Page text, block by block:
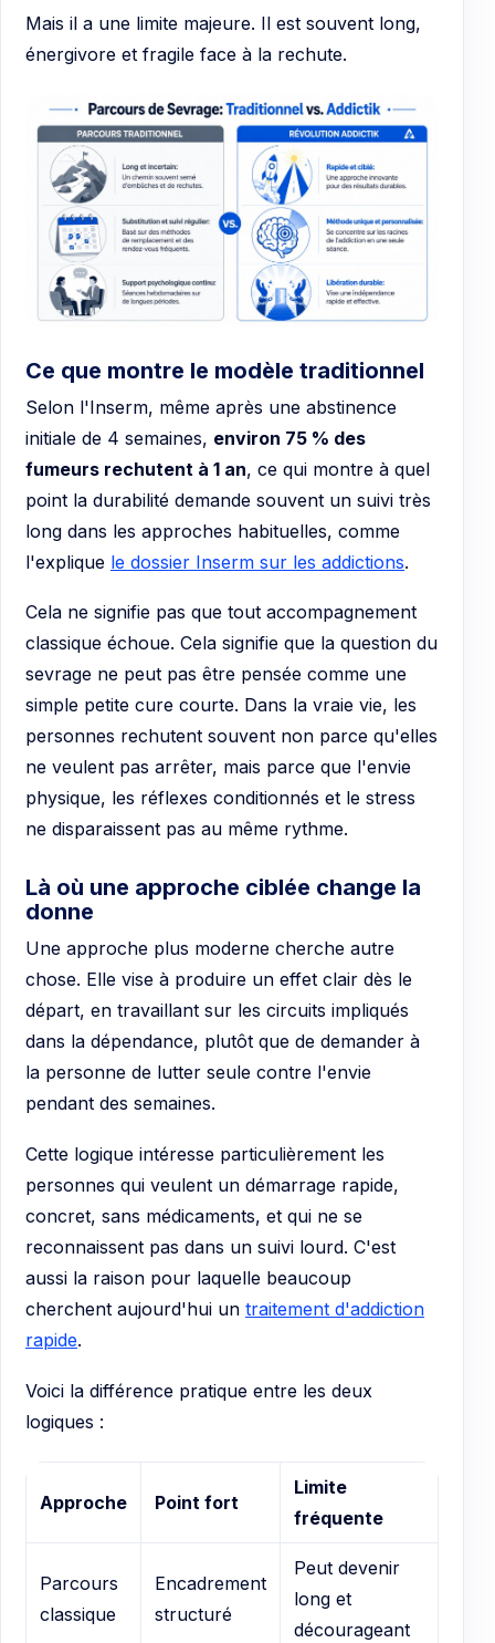
Mais il a une limite majeure. Il est souvent long,
énergivore et fragile face à la rechute.
Ce que montre le modèle traditionnel
Selon l'Inserm, même après une abstinence
initiale de 4 semaines, environ 75 % des
fumeurs rechutent à 1 an, ce qui montre à quel
point la durabilité demande souvent un suivi très
long dans les approches habituelles, comme
l'explique le dossier Inserm sur les addictions.
Cela ne signifie pas que tout accompagnement
classique échoue. Cela signifie que la question du
sevrage ne peut pas être pensée comme une
simple petite cure courte. Dans la vraie vie, les
personnes rechutent souvent non parce qu'elles
ne veulent pas arrêter, mais parce que l'envie
physique, les réflexes conditionnés et le stress
ne disparaissent pas au même rythme.
Là où une approche ciblée change la
donne
Une approche plus moderne cherche autre
chose. Elle vise à produire un effet clair dès le
départ, en travaillant sur les circuits impliqués
dans la dépendance, plutôt que de demander à
la personne de lutter seule contre l'envie
pendant des semaines.
Cette logique intéresse particulièrement les
personnes qui veulent un démarrage rapide,
concret, sans médicaments, et qui ne se
reconnaissent pas dans un suivi lourd. C'est
aussi la raison pour laquelle beaucoup
cherchent aujourd'hui un traitement d'addiction
rapide.
Voici la différence pratique entre les deux
logiques :
Approche Point fort
Limite
fréquente
Parcours
classique
Encadrement
structuré
Peut devenir
long et
décourageant